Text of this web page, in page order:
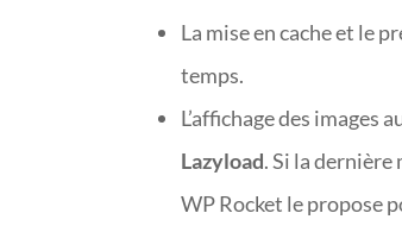
La mise en cache et le
temps.
L’affichage des images
Lazyload. Si la
WP Rocket le propose